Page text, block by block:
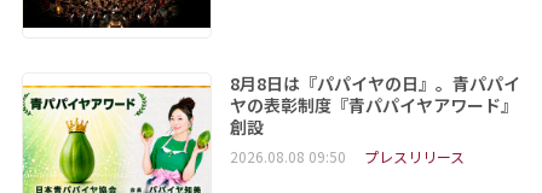
8月8日は『パパイヤの日』。青パパイ
ヤの表彰制度『青パパイヤアワード』
創設
2026.08.08 09:50 プレスリリース